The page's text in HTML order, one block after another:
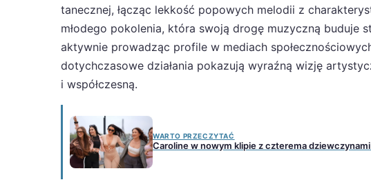
tanecznej, łącząc lekkość popowych melodii z
młodego pokolenia, która swoją drogę muzyczną buduje
aktywnie prowadząc profile w mediach
dotychczasowe działania pokazują wyraźną wizję
i współczesną.
WARTO PRZECZYTAĆ
Caroline w nowym klipie z czterema